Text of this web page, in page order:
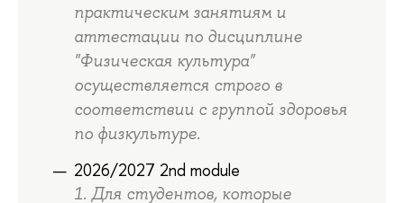
практическим занятиям и
аттестации по дисциплине
"Физическая культура"
осуществляется строго в
соответствии с группой здоровья
по физкультуре.
2026/2027 2nd module
1. Для студентов, которые